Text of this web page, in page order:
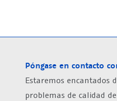
Póngase en contacto
Estaremos encantados
problemas de calidad